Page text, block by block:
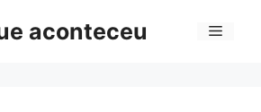
aconteceu Menu